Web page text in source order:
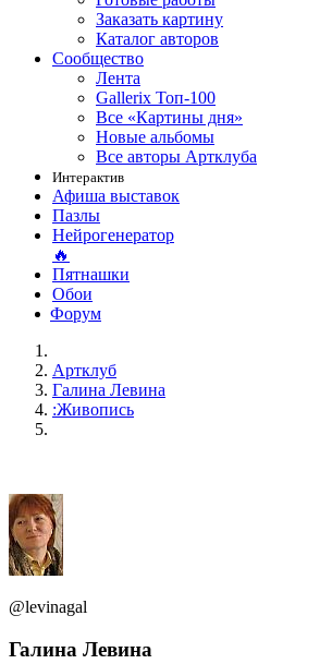
Заказать картину
Каталог авторов
Сообщество
Лента
Gallerix Топ-100
Все «Картины дня»
Новые альбомы
Все авторы Артклуба
Интерактив
Афиша выставок
Пазлы
Нейрогенератор
🔥
Пятнашки
Обои
Форум
Артклуб
Галина Левина
:Живопись
@levinagal
Галина Левина